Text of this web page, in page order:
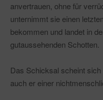
anvertrauen, ohne für
unternimmt sie einen
bekommen und landet in
gutaussehenden Schotten.
Das Schicksal scheint
auch er einer